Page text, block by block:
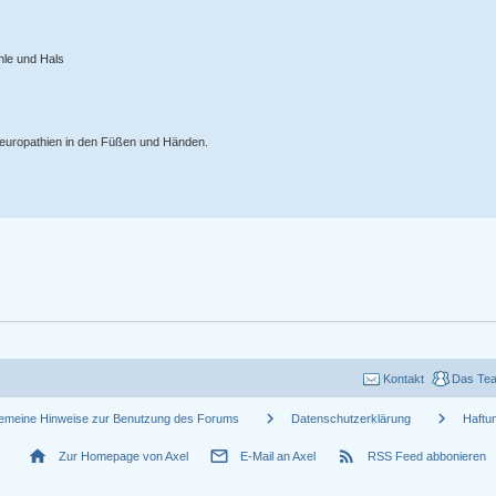
und Hals
in den Füßen und Händen.
Das
Kontakt
Hinweise zur Benutzung des Forums chevron_right Datenschutzerklärung chevron_right
home Zur Homepage von Axel mail_outline E-Mail an Axel rss_feed RSS Feed abbonieren